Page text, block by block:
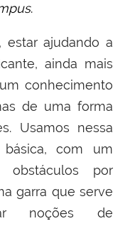
.
estar ajudando a
ainda mais
conhecimento
de uma forma
Usamos nessa
com um
por
garra que serve
noções de